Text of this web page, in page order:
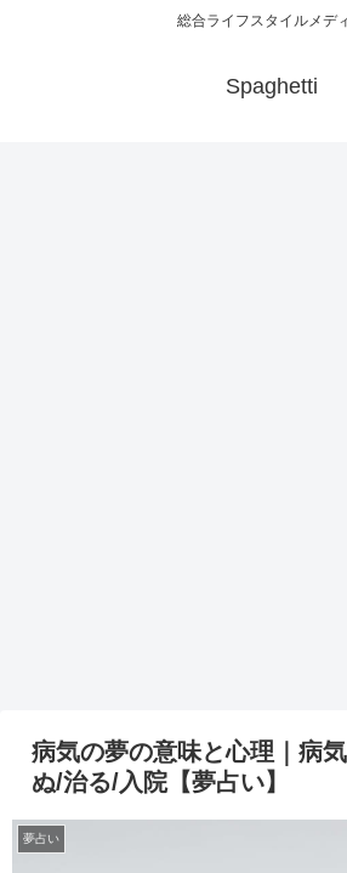
総合ライフスタイルメデ
Spaghetti
病気の夢の意味と心理｜病気
ぬ/治る/入院【夢占い】
夢占い